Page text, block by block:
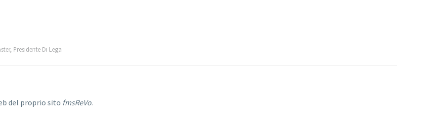
Presidente Di Lega
del proprio sito fmsReVo.